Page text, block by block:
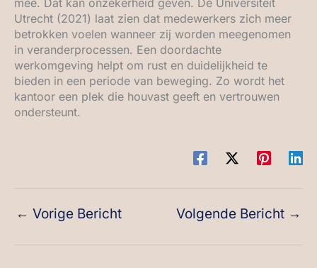
mee. Dat kan onzekerheid geven. De Universiteit
Utrecht (2021) laat zien dat medewerkers zich meer
betrokken voelen wanneer zij worden meegenomen
in veranderprocessen. Een doordachte
werkomgeving helpt om rust en duidelijkheid te
bieden in een periode van beweging. Zo wordt het
kantoor een plek die houvast geeft en vertrouwen
ondersteunt.
← Vorige Bericht Volgende Bericht →